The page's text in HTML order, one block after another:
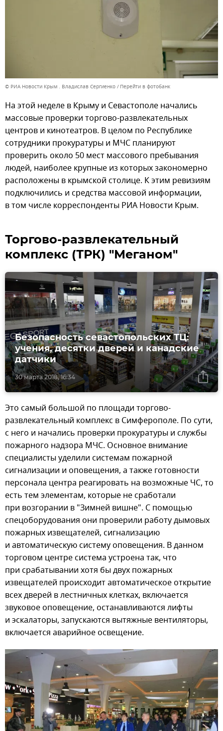
© РИА Новости Крым . Владислав Сергиенко Перейти в фотобанк
На этой неделе в Крыму и Севастополе начались
массовые проверки торгово-развлекательных
центров и кинотеатров. В целом по Республике
сотрудники прокуратуры и МЧС планируют
проверить около 50 мест массового пребывания
людей, наиболее крупные из которых закономерно
расположены в крымской столице. К этим ревизиям
подключились и средства массовой информации,
в том числе корреспонденты РИА Новости Крым.
Торгово-развлекательный
комплекс (ТРК) "Меганом"
30 марта 2018, 16:34
Безопасность севастопольских ТЦ:
учения, десятки дверей и канадские
датчики
Это самый большой по площади торгово-
развлекательный комплекс в Симферополе. По сути,
с него и начались проверки прокуратуры и службы
пожарного надзора МЧС. Основное внимание
специалисты уделили системам пожарной
сигнализации и оповещения, а также готовности
персонала центра реагировать на возможные ЧС, то
есть тем элементам, которые не сработали
при возгорании в "Зимней вишне". С помощью
спецоборудования они проверили работу дымовых
пожарных извещателей, сигнализацию
и автоматическую систему оповещения. В данном
торговом центре система устроена так, что
при срабатывании хотя бы двух пожарных
извещателей происходит автоматическое открытие
всех дверей в лестничных клетках, включается
звуковое оповещение, останавливаются лифты
и эскалаторы, запускаются вытяжные вентиляторы,
включается аварийное освещение.